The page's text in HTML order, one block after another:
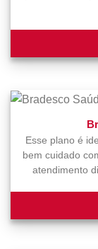
Esse plano é
bem cuidado
atendimento